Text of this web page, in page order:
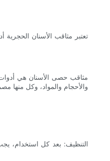
تعتبر مثاقب الأسنان
مثاقب حصى الأسنان هي أدوات
والأحجام والمواد، وكل منها